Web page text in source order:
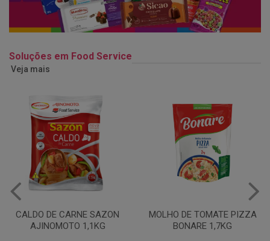
Soluções em Food Service
Veja mais
MOLHO DE TOMATE PIZZA
BONARE 1,7KG
MARGARINA USO
PROFISSIONAL 80% CUKIN